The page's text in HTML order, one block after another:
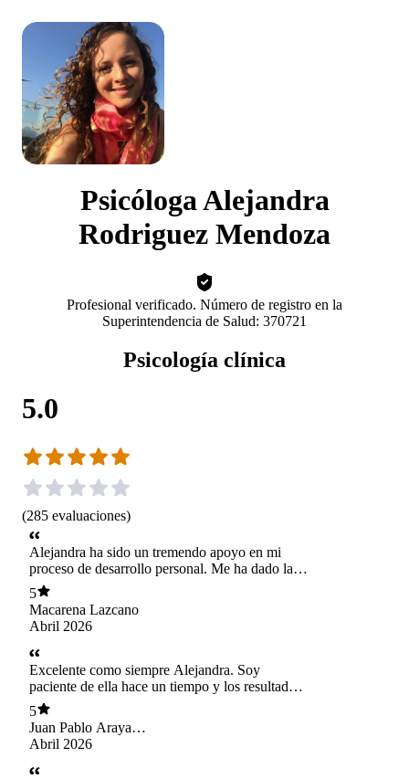
Psicóloga Alejandra
Rodriguez Mendoza
Profesional verificado. Número de registro en la
Superintendencia de Salud: 370721
Psicología clínica
5.0
(285 evaluaciones)
Alejandra ha sido un tremendo apoyo en mi
proceso de desarrollo personal. Me ha dado la
confianza para trabajar en profundidad y su
enfoque me ha ayudado mucho a destrabar
patrones antiguos. Mil gracias!!
5
Macarena Lazcano
Abril 2026
Excelente como siempre Alejandra. Soy
paciente de ella hace un tiempo y los resultados
de la terapia han sido maravillosos, así que la
recomiendo al 100%
5
Juan Pablo Araya
Cuitiño
Abril 2026